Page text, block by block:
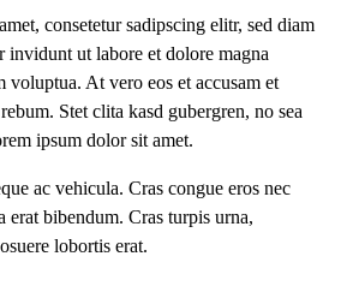
consetetur sadipscing elitr, sed diam
invidunt ut labore et dolore magna
voluptua. At vero eos et accusam et
Stet clita kasd gubergren, no sea
ipsum dolor sit amet.
ac vehicula. Cras congue eros nec
erat bibendum. Cras turpis urna,
lobortis erat.